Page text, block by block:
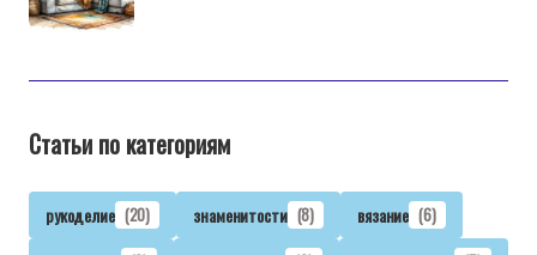
Статьи по категориям
рукоделие (20) знаменитости (8) вязание (6)